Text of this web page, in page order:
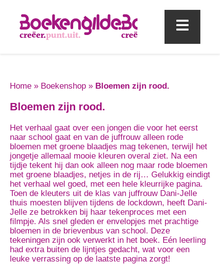
Home » Boekenshop » Bloemen zijn rood.
Bloemen zijn rood.
Het verhaal gaat over een jongen die voor het eerst
naar school gaat en van de juffrouw alleen rode
bloemen met groene blaadjes mag tekenen, terwijl het
jongetje allemaal mooie kleuren overal ziet. Na een
tijdje tekent hij dan ook alleen nog maar rode bloemen
met groene blaadjes, netjes in de rij… Gelukkig eindigt
het verhaal wel goed, met een hele kleurrijke pagina.
Toen de kleuters uit de klas van juffrouw Dani-Jelle
thuis moesten blijven tijdens de lockdown, heeft Dani-
Jelle ze betrokken bij haar tekenproces met een
filmpje. Als snel gleden er envelopjes met prachtige
bloemen in de brievenbus van school. Deze
tekeningen zijn ook verwerkt in het boek. Eén leerling
had extra buiten de lijntjes gedacht, wat voor een
leuke verrassing op de laatste pagina zorgt!